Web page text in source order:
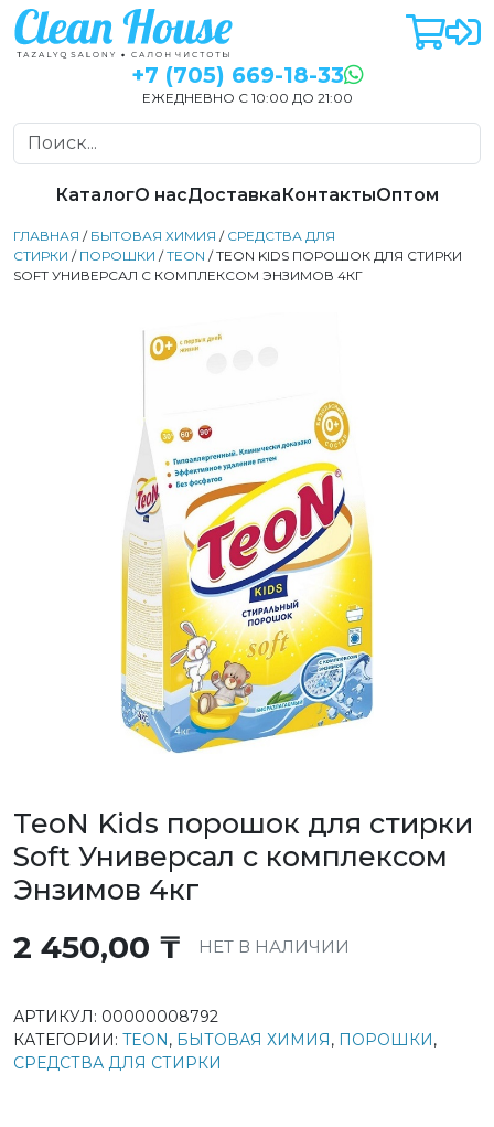
+7 (705) 669-18-33
ЕЖЕДНЕВНО С 10:00 ДО 21:00
КаталогО насДоставкаКонтактыОптом
ГЛАВНАЯ / БЫТОВАЯ ХИМИЯ / СРЕДСТВА ДЛЯ
СТИРКИ / ПОРОШКИ /TEON / TEON KIDS ПОРОШОК ДЛЯ СТИРКИ
SOFT УНИВЕРСАЛ С КОМПЛЕКСОМ ЭНЗИМОВ 4КГ
TeoN Kids порошок для стирки
Soft Универсал с комплексом
Энзимов 4кг
2 450,00 ₸ НЕТ В НАЛИЧИИ
АРТИКУЛ: 00000008792
КАТЕГОРИИ: TEON, БЫТОВАЯ ХИМИЯ, ПОРОШКИ,
СРЕДСТВА ДЛЯ СТИРКИ